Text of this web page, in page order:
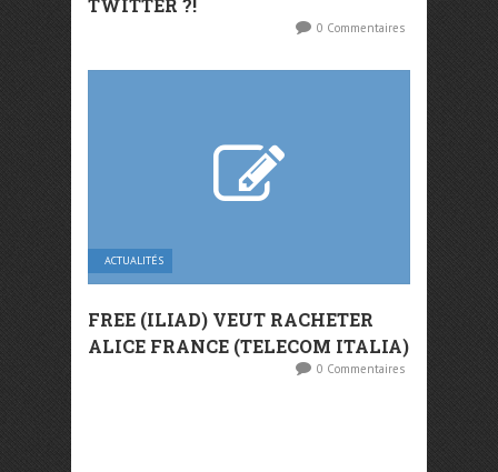
0 Commentaires
ACTUALITÉS
FREE (ILIAD) VEUT RACHETER
ALICE FRANCE (TELECOM ITALIA)
0 Commentaires